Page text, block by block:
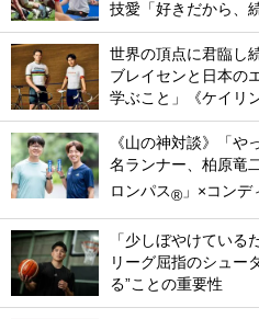
技愛「好きだから、
世界の頂点に君臨し
ブレイセンと日本の
学ぶこと」《ケイリ
《山の神対談》「や
名ランナー、柏原竜
ロンパス® 」×コン
「少しぼやけている
リーグ屈指のシュー
る”ことの重要性